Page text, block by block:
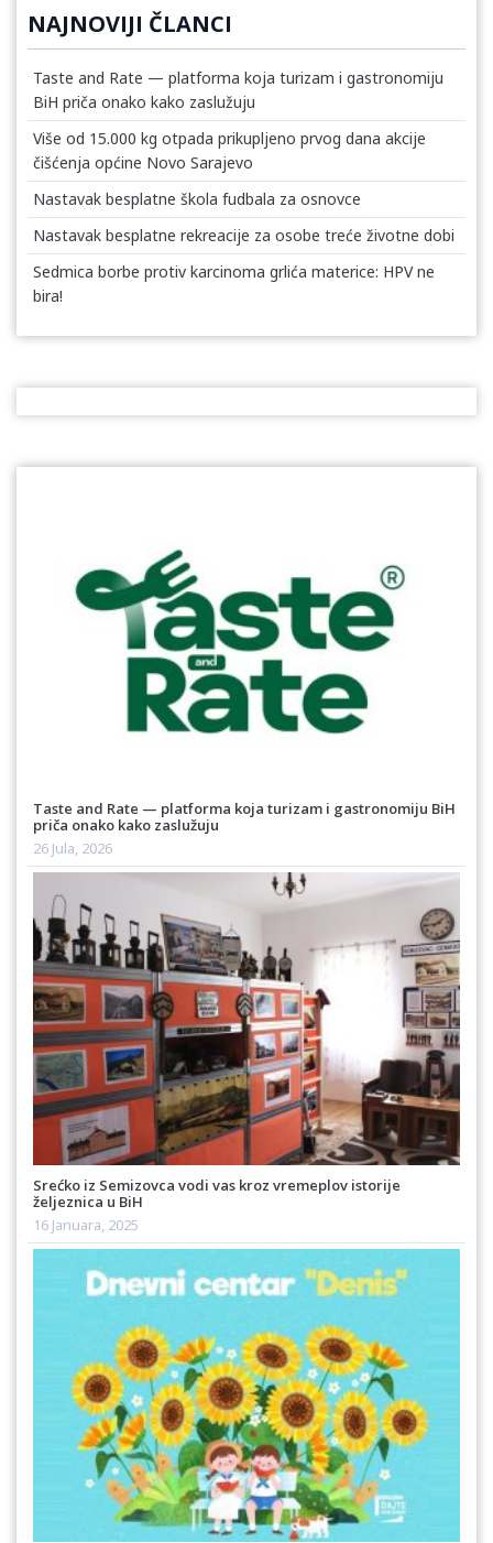
NAJNOVIJI ČLANCI
Taste and Rate — platforma koja turizam i gastronomiju
BiH priča onako kako zaslužuju
Više od 15.000 kg otpada prikupljeno prvog dana akcije
čišćenja općine Novo Sarajevo
Nastavak besplatne škola fudbala za osnovce
Nastavak besplatne rekreacije za osobe treće životne dobi
Sedmica borbe protiv karcinoma grlića materice: HPV ne
bira!
Taste and Rate — platforma koja turizam i gastronomiju BiH
priča onako kako zaslužuju
26 Jula, 2026
Srećko iz Semizovca vodi vas kroz vremeplov istorije
željeznica u BiH
16 Januara, 2025